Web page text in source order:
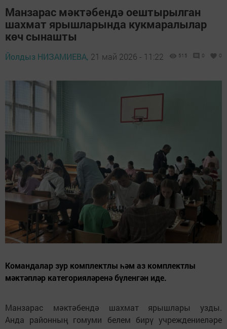
Манзарас мәктәбендә оештырылган
шахмат ярышларында кукмаралылар
көч сынашты
Йолдыз НИЗАМИЕВА, 21 май 2026 - 11:22 515 0 0
Командалар зур комплектлы һәм аз комплектлы
мәктәпләр категорияләренә бүленгән иде.
Манзарас мәктәбендә шахмат ярышлары узды.
Анда районның гомуми белем бирү учреждениеләре